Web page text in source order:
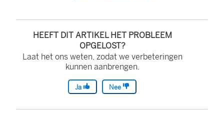
HEEFT DIT ARTIKEL HET PROBLEEM
OPGELOST?
Laat het ons weten, zodat we verbeteringen
kunnen aanbrengen.
Ja Nee